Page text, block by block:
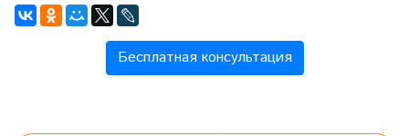
Бесплатная консультация